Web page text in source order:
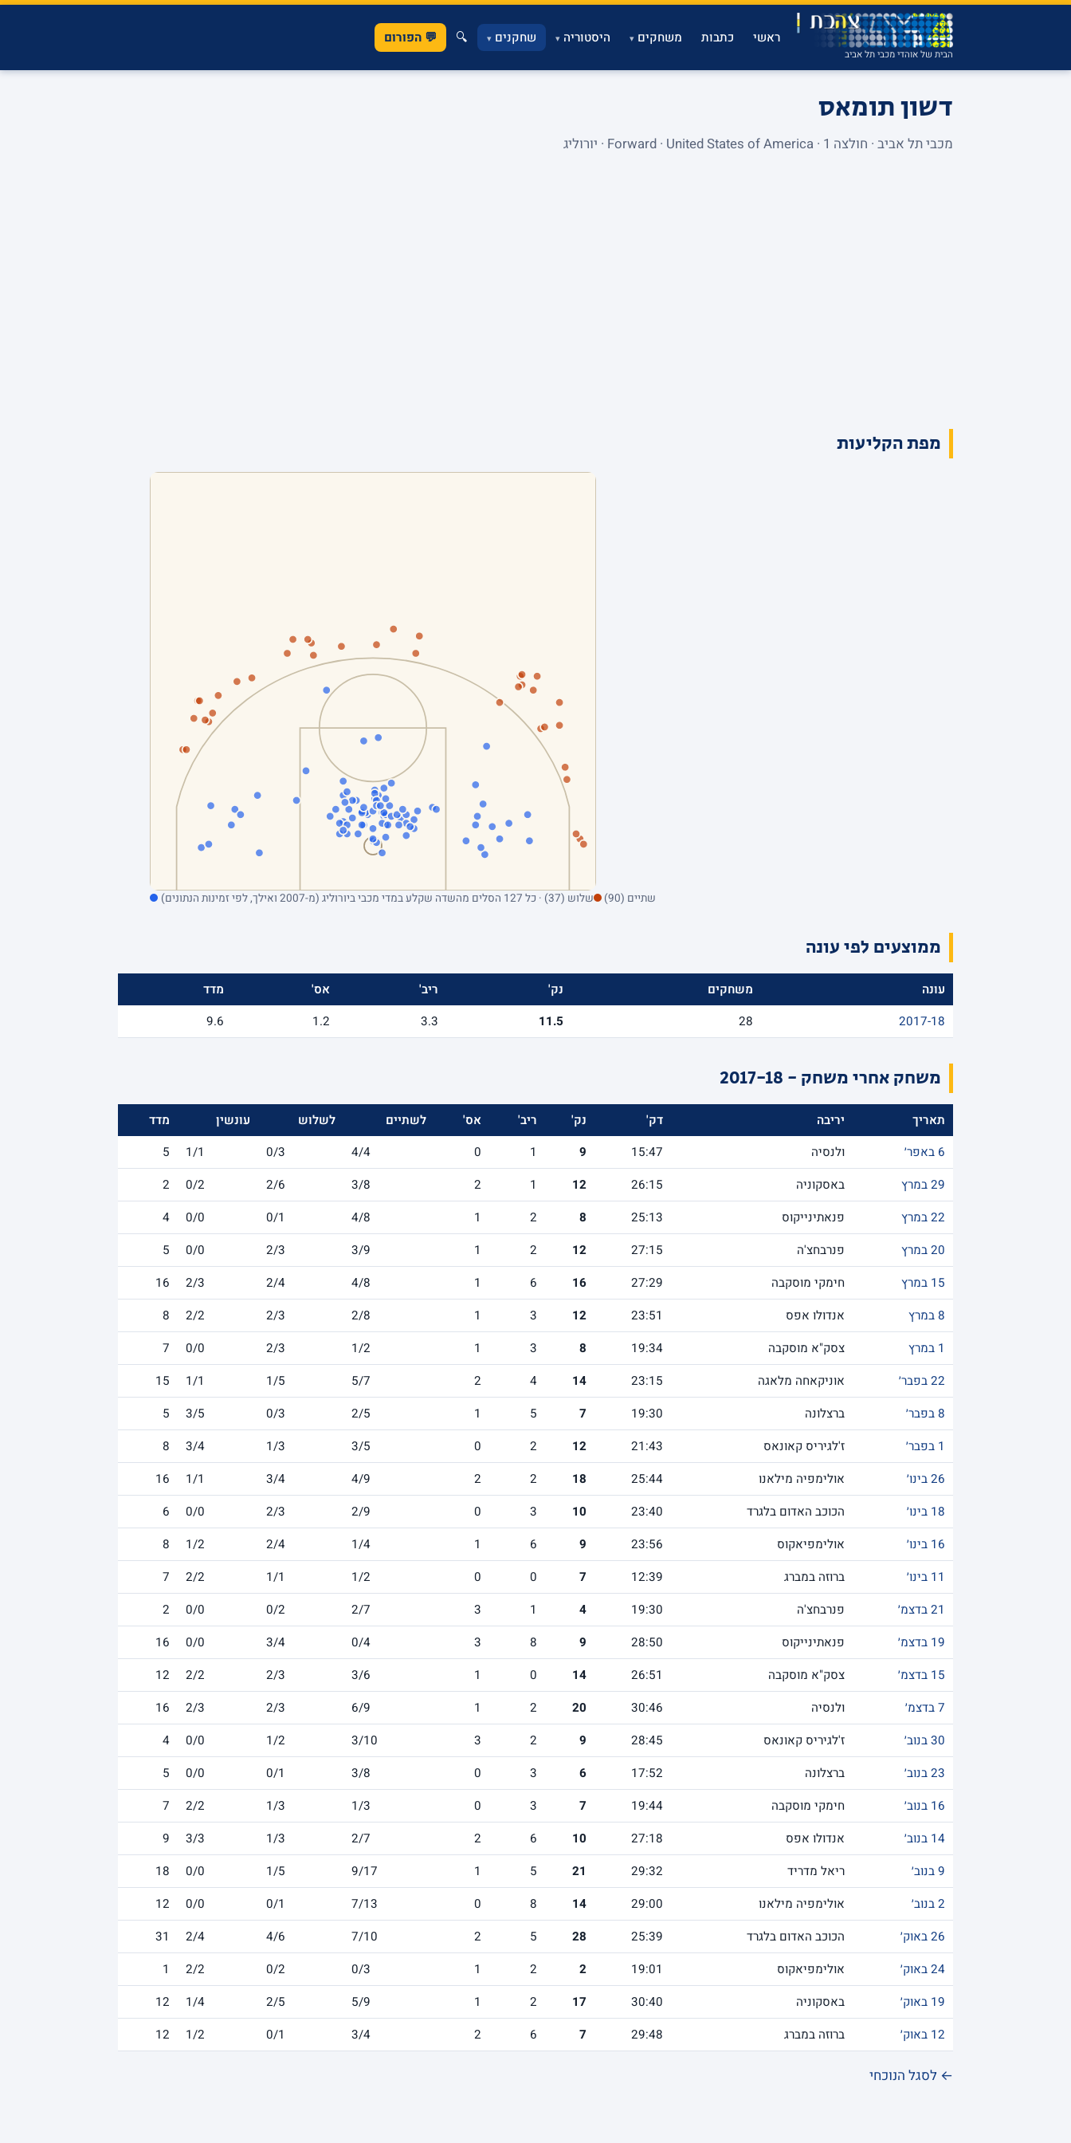
הבית של אוהדי מכבי תל אביב
ראשי כתבות משחקים▾ היסטוריה▾ שחקנים▾
🔍 💬 הפורום
דשון תומאס
מכבי תל אביב · חולצה 1 · Forward · United States of America · יורוליג
מפת הקליעות
שתיים (90) שלוש (37) · כל 127 הסלים מהשדה שקלע במדי מכבי ביורוליג (מ-2007 ואילך, לפי זמינות הנתונים)
ממוצעים לפי עונה
עונה משחקים נק' ריב' אס'
מדד
2017-18
28
11.5
3.3
1.2
9.6
משחק אחרי משחק - 2017-18
תאריך יריבה דק' נק' ריב' אס' לשתיים לשלוש עונשין
מדד
6 באפר׳
ולנסיה 15:47
9
1
0
4/4
0/3
1/1
5
29 במרץ
באסקוניה 26:15
12
1
2
3/8
2/6
0/2
2
22 במרץ
פנאתינייקוס 25:13
8
2
1
4/8
0/1
0/0
4
20 במרץ
פנרבחצ'ה 27:15
12
2
1
3/9
2/3
0/0
5
15 במרץ
חימקי מוסקבה 27:29
16
6
1
4/8
2/4
2/3
16
8 במרץ
אנדולו אפס 23:51
12
3
1
2/8
2/3
2/2
8
1 במרץ
צסק"א מוסקבה 19:34
8
3
1
1/2
2/3
0/0
7
22 בפבר׳
אוניקאחה מלאגה 23:15
14
4
2
5/7
1/5
1/1
15
8 בפבר׳
ברצלונה 19:30
7
5
1
2/5
0/3
3/5
5
1 בפבר׳
ז'לגיריס קאונאס 21:43
12
2
0
3/5
1/3
3/4
8
26 בינו׳
אולימפיה מילאנו 25:44
18
2
2
4/9
3/4
1/1
16
18 בינו׳
הכוכב האדום בלגרד 23:40
10
3
0
2/9
2/3
0/0
6
16 בינו׳
אולימפיאקוס 23:56
9
6
1
1/4
2/4
1/2
8
11 בינו׳
ברוזה במברג 12:39
7
0
0
1/2
1/1
2/2
7
21 בדצמ׳
פנרבחצ'ה 19:30
4
1
3
2/7
0/2
0/0
2
19 בדצמ׳
פנאתינייקוס 28:50
9
8
3
0/4
3/4
0/0
16
15 בדצמ׳
צסק"א מוסקבה 26:51
14
0
1
3/6
2/3
2/2
12
7 בדצמ׳
ולנסיה 30:46
20
2
1
6/9
2/3
2/3
16
30 בנוב׳
ז'לגיריס קאונאס 28:45
9
2
3
3/10
1/2
0/0
4
23 בנוב׳
ברצלונה 17:52
6
3
0
3/8
0/1
0/0
5
16 בנוב׳
חימקי מוסקבה 19:44
7
3
0
1/3
1/3
2/2
7
14 בנוב׳
אנדולו אפס 27:18
10
6
2
2/7
1/3
3/3
9
9 בנוב׳
ריאל מדריד 29:32
21
5
1
9/17
1/5
0/0
18
2 בנוב׳
אולימפיה מילאנו 29:00
14
8
0
7/13
0/1
0/0
12
26 באוק׳
הכוכב האדום בלגרד 25:39
28
5
2
7/10
4/6
2/4
31
24 באוק׳
אולימפיאקוס 19:01
2
2
1
0/3
0/2
2/2
1
19 באוק׳
באסקוניה 30:40
17
2
1
5/9
2/5
1/4
12
12 באוק׳
ברוזה במברג 29:48
7
6
2
3/4
0/1
1/2
12
← לסגל הנוכחי